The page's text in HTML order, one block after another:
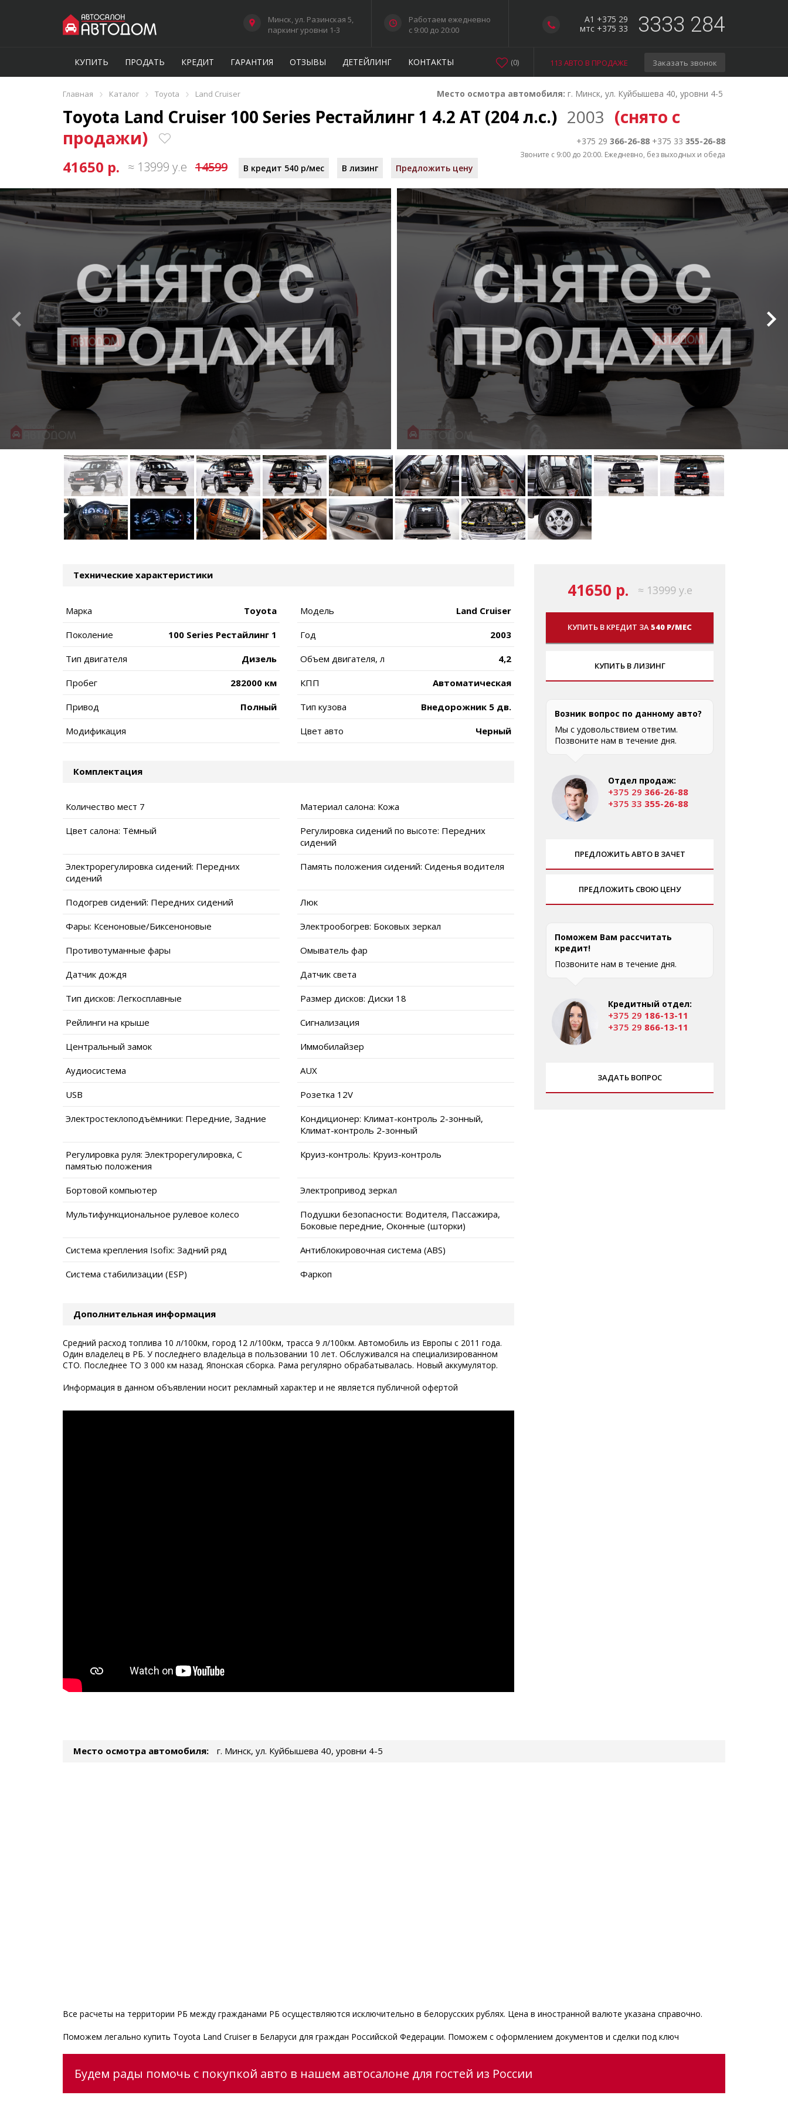
A1 +375 29
мтс +375 33
3333 284
Минск, ул. Разинская 5,
паркинг уровни 1-3
Работаем ежедневно
c 9:00 до 20:00
КУПИТЬ ПРОДАТЬ КРЕДИТ ГАРАНТИЯ ОТЗЫВЫ ДЕТЕЙЛИНГ КОНТАКТЫ 113 АВТО В ПРОДАЖЕ Заказать звонок
(0)
Главная › Каталог › Toyota › Land Cruiser Место осмотра автомобиля: г. Минск, ул. Куйбышева 40, уровни 4-5
Toyota Land Cruiser 100 Series Рестайлинг 1 4.2 AT (204 л.с.) 2003 (снято с
продажи)
41650 р. ≈ 13999 у.е 14599 В кредит 540 р/мес В лизинг Предложить цену
+375 29 366-26-88 +375 33 355-26-88
Звоните с 9:00 до 20:00. Ежедневно, без выходных и обеда
Технические характеристики
Марка Toyota Модель Land Cruiser
Поколение 100 Series Рестайлинг 1 Год 2003
Тип двигателя Дизель Объем двигателя, л 4,2
Пробег 282000 км КПП Автоматическая
Привод Полный Тип кузова Внедорожник 5 дв.
Модификация Цвет авто Черный
Комплектация
Количество мест 7 Материал салона: Кожа
Цвет салона: Тёмный
Регулировка сидений по высоте: Передних
сидений
Электрорегулировка сидений: Передних
сидений
Память положения сидений: Сиденья водителя
Подогрев сидений: Передних сидений Люк
Фары: Ксеноновые/Биксеноновые Электрообогрев: Боковых зеркал
Противотуманные фары Омыватель фар
Датчик дождя Датчик света
Тип дисков: Легкосплавные Размер дисков: Диски 18
Рейлинги на крыше Сигнализация
Центральный замок Иммобилайзер
Аудиосистема AUX
USB Розетка 12V
Электростеклоподъёмники: Передние, Задние
Кондиционер: Климат-контроль 2-зонный,
Климат-контроль 2-зонный
Регулировка руля: Электрорегулировка, С
памятью положения
Круиз-контроль: Круиз-контроль
Бортовой компьютер Электропривод зеркал
Мультифункциональное рулевое колесо
Подушки безопасности: Водителя, Пассажира,
Боковые передние, Оконные (шторки)
Система крепления Isofix: Задний ряд Антиблокировочная система (ABS)
Система стабилизации (ESP) Фаркоп
Дополнительная информация
Средний расход топлива 10 л/100км, город 12 л/100км, трасса 9 л/100км. Автомобиль из Европы с 2011 года.
Один владелец в РБ. У последнего владельца в пользовании 10 лет. Обслуживался на специализированном
СТО. Последнее ТО 3 000 км назад. Японская сборка. Рама регулярно обрабатывалась. Новый аккумулятор.
Информация в данном объявлении носит рекламный характер и не является публичной офертой
41650 р. ≈ 13999 у.е
КУПИТЬ В КРЕДИТ ЗА540 Р/МЕС
КУПИТЬ В ЛИЗИНГ
Возник вопрос по данному авто?
Мы с удовольствием ответим.
Позвоните нам в течение дня.
Отдел продаж:
+375 29 366-26-88
+375 33 355-26-88
ПРЕДЛОЖИТЬ АВТО В ЗАЧЕТ
ПРЕДЛОЖИТЬ СВОЮ ЦЕНУ
Поможем Вам рассчитать
кредит!
Позвоните нам в течение дня.
Кредитный отдел:
+375 29 186-13-11
+375 29 866-13-11
ЗАДАТЬ ВОПРОС
Место осмотра автомобиля: г. Минск, ул. Куйбышева 40, уровни 4-5
Все расчеты на территории РБ между гражданами РБ осуществляются исключительно в белорусских рублях. Цена в иностранной валюте указана справочно.
Поможем легально купить Toyota Land Cruiser в Беларуси для граждан Российской Федерации. Поможем с оформлением документов и сделки под ключ
Будем рады помочь с покупкой авто в нашем автосалоне для гостей из России